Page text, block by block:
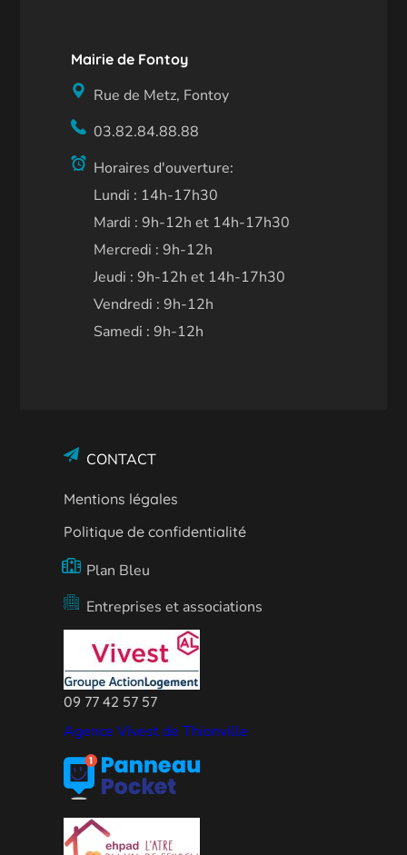
Mairie de Fontoy
Rue de Metz, Fontoy
03.82.84.88.88
Horaires d'ouverture:
Lundi : 14h-17h30
Mardi : 9h-12h et 14h-17h30
Mercredi : 9h-12h
Jeudi : 9h-12h et 14h-17h30
Vendredi : 9h-12h
Samedi : 9h-12h
CONTACT
Mentions légales
Politique de confidentialité
Plan Bleu
Entreprises et associations
09 77 42 57 57
Agence Vivest de Thionville